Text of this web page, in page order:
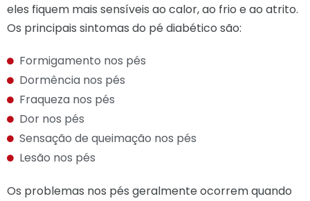
eles fiquem mais sensíveis ao calor, ao frio e ao atrito.
Os principais sintomas do pé diabético são:
Formigamento nos pés
Dormência nos pés
Fraqueza nos pés
Dor nos pés
Sensação de queimação nos pés
Lesão nos pés
Os problemas nos pés geralmente ocorrem quando